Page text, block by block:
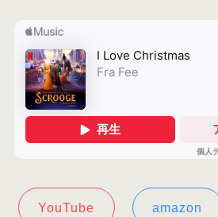
YouTube amazon